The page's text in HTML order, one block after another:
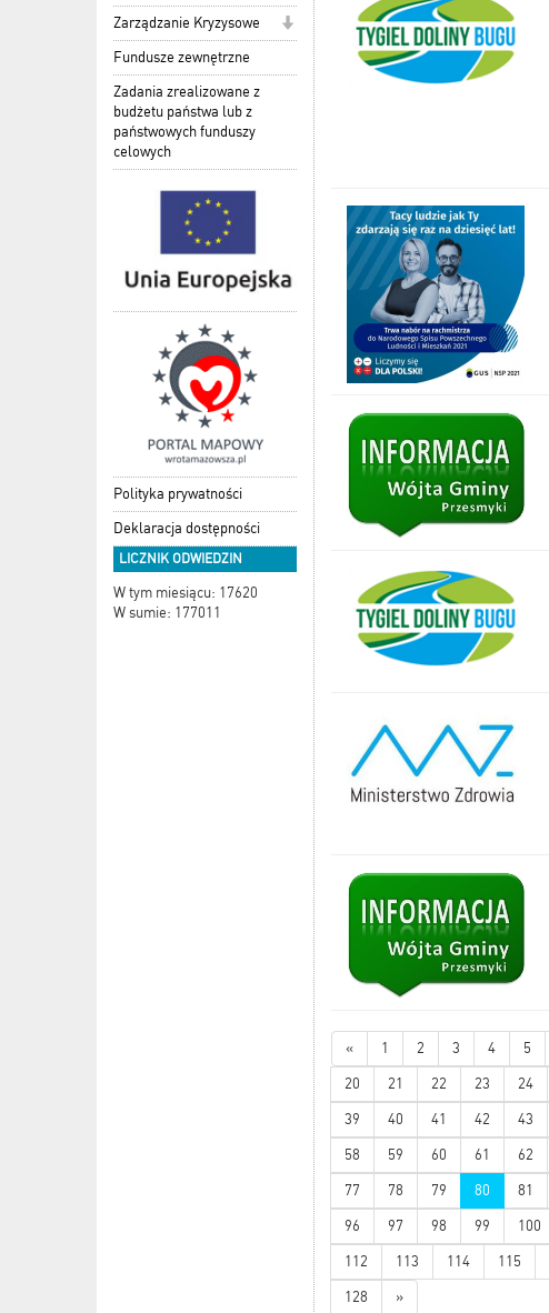
Zarządzanie Kryzysowe
Fundusze zewnętrzne
Zadania zrealizowane z
budżetu państwa lub z
państwowych funduszy
celowych
Polityka prywatności
Deklaracja dostępności
LICZNIK ODWIEDZIN
W tym miesiącu: 17620
W sumie: 177011
« 1 2 3 4 5
20 21 22 23 24
39 40 41 42 43
58 59 60 61 62
77 78 79 80 81
96 97 98 99 100
112 113 114 115
128 »